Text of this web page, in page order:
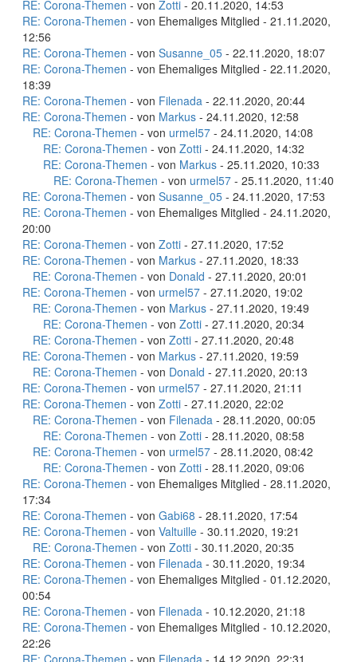
RE: Corona-Themen - von Zotti - 20.11.2020, 14:53
RE: Corona-Themen - von Ehemaliges Mitglied - 21.11.2020,
12:56
RE: Corona-Themen - von Susanne_05 - 22.11.2020, 18:07
RE: Corona-Themen - von Ehemaliges Mitglied - 22.11.2020,
18:39
RE: Corona-Themen - von Filenada - 22.11.2020, 20:44
RE: Corona-Themen - von Markus - 24.11.2020, 12:58
RE: Corona-Themen - von urmel57 - 24.11.2020, 14:08
RE: Corona-Themen - von Zotti - 24.11.2020, 14:32
RE: Corona-Themen - von Markus - 25.11.2020, 10:33
RE: Corona-Themen - von urmel57 - 25.11.2020, 11:40
RE: Corona-Themen - von Susanne_05 - 24.11.2020, 17:53
RE: Corona-Themen - von Ehemaliges Mitglied - 24.11.2020,
20:00
RE: Corona-Themen - von Zotti - 27.11.2020, 17:52
RE: Corona-Themen - von Markus - 27.11.2020, 18:33
RE: Corona-Themen - von Donald - 27.11.2020, 20:01
RE: Corona-Themen - von urmel57 - 27.11.2020, 19:02
RE: Corona-Themen - von Markus - 27.11.2020, 19:49
RE: Corona-Themen - von Zotti - 27.11.2020, 20:34
RE: Corona-Themen - von Zotti - 27.11.2020, 20:48
RE: Corona-Themen - von Markus - 27.11.2020, 19:59
RE: Corona-Themen - von Donald - 27.11.2020, 20:13
RE: Corona-Themen - von urmel57 - 27.11.2020, 21:11
RE: Corona-Themen - von Zotti - 27.11.2020, 22:02
RE: Corona-Themen - von Filenada - 28.11.2020, 00:05
RE: Corona-Themen - von Zotti - 28.11.2020, 08:58
RE: Corona-Themen - von urmel57 - 28.11.2020, 08:42
RE: Corona-Themen - von Zotti - 28.11.2020, 09:06
RE: Corona-Themen - von Ehemaliges Mitglied - 28.11.2020,
17:34
RE: Corona-Themen - von Gabi68 - 28.11.2020, 17:54
RE: Corona-Themen - von Valtuille - 30.11.2020, 19:21
RE: Corona-Themen - von Zotti - 30.11.2020, 20:35
RE: Corona-Themen - von Filenada - 30.11.2020, 19:34
RE: Corona-Themen - von Ehemaliges Mitglied - 01.12.2020,
00:54
RE: Corona-Themen - von Filenada - 10.12.2020, 21:18
RE: Corona-Themen - von Ehemaliges Mitglied - 10.12.2020,
22:26